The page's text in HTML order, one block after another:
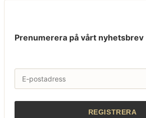
Prenumerera på vårt nyhetsbrev